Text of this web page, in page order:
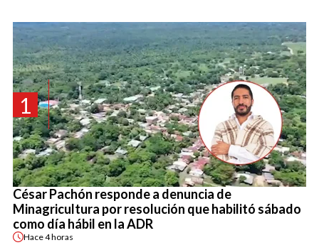
1
César Pachón responde a denuncia de
Minagricultura por resolución que habilitó sábado
como día hábil en la ADR
Hace4 horas